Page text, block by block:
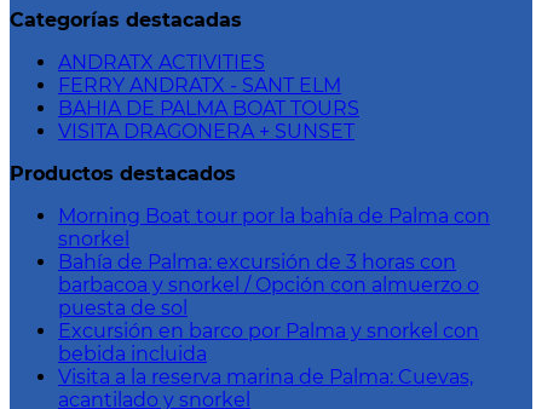
Categorías destacadas
ANDRATX ACTIVITIES
FERRY ANDRATX - SANT ELM
BAHIA DE PALMA BOAT TOURS
VISITA DRAGONERA + SUNSET
Productos destacados
Morning Boat tour por la bahía de Palma con
snorkel
Bahía de Palma: excursión de 3 horas con
barbacoa y snorkel / Opción con almuerzo o
puesta de sol
Excursión en barco por Palma y snorkel con
bebida incluida
Visita a la reserva marina de Palma: Cuevas,
acantilado y snorkel